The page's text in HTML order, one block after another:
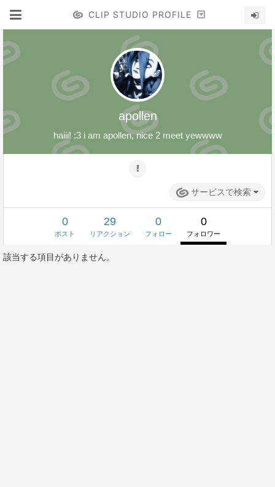
CLIP STUDIO PROFILE
apollen
haiii! :3 i am apollen, nice 2 meet yewwww
サービスで検索
0
ポスト
29
リアクション
0
フォロー
0
フォロワー
該当する項目がありません。